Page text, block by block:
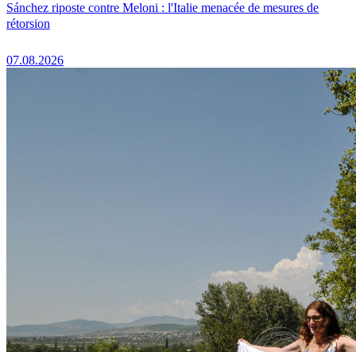
Sánchez riposte contre Meloni : l'Italie menacée de mesures de
rétorsion
07.08.2026